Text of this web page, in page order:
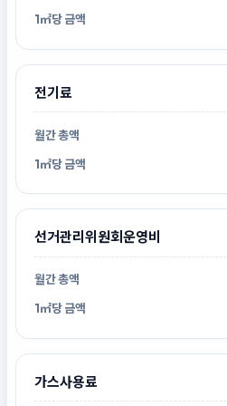
전기료
선거관리위원회운영비
가스사용료